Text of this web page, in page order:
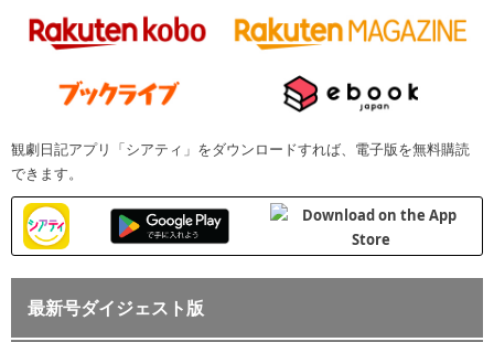
観劇日記アプリ「シアティ」をダウンロードすれば、電子版を無料購読
できます。
最新号ダイジェスト版